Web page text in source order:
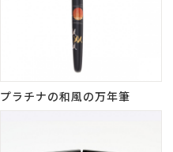
プラチナの和風の万年筆